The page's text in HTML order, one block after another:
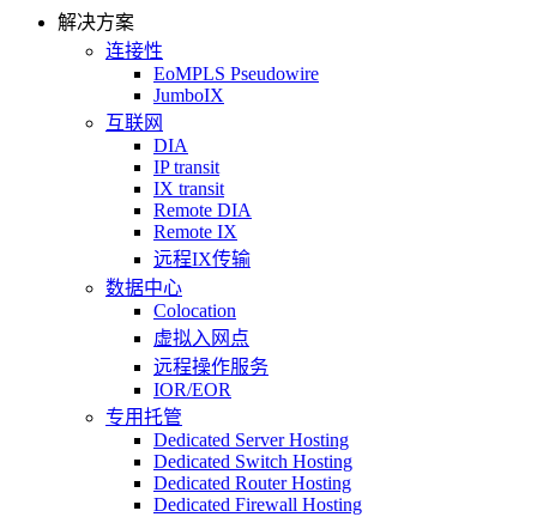
解决方案
连接性
EoMPLS Pseudowire
JumboIX
互联网
DIA
IP transit
IX transit
Remote DIA
Remote IX
远程IX传输
数据中心
Colocation
虚拟入网点
远程操作服务
IOR/EOR
专用托管
Dedicated Server Hosting
Dedicated Switch Hosting
Dedicated Router Hosting
Dedicated Firewall Hosting